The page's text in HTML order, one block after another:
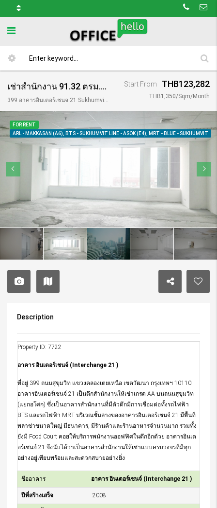
เช่าสำนักงาน 91.32 ตรม.อาคาร อินเตอร์เชนจ์ / Interchange Tower 21
399 อาคารอินเตอร์เชนจ 21 Sukhumvit Rd, Khwaeng Khlong Toei Nuea, Khet Watthana, Krung Thep Maha Nakhon 10110, Thailand
Start From THB123,282
THB1,350/Sqm/Month
FOR RENT
ARL - MAKKASAN (A6), BTS - SUKHUMVIT LINE - ASOK (E4), MRT - BLUE - SUKHUMVIT
Description
Property ID: 7722
อาคาร อินเตอร์เชนจ์ (Interchange 21 )
ที่อยู่ 399 ถนนสุขุมวิท แขวงคลองเตยเหนือ เขตวัฒนา กรุงเทพฯ 10110
อาคารอินเตอร์เชนจ์ 21 เป็นตึกสำนักงานให้เช่าเกรด AA บนถนนสุขุมวิท
(แยกอโศก) ซึ่งเป็นอาคารสำนักงานที่มีตัวตึกมีการเชื่อมต่อทั้งรถไฟฟ้า
BTS และรถไฟฟ้า MRT บริเวณชั้นล่างของอาคารอินเตอร์เชนจ์ 21 มีพื้นที่
พลาซ่าขนาดใหญ่ มีธนาคาร, มีร้านค้าและร้านอาหารจำนวนมาก รวมทั้ง
ยังมี Food Court คอยให้บริการพนักงานออฟฟิศในตึกอีกด้วย อาคารอินเต
อร์เชนจ์ 21 จึงนับได้ว่าเป็นอาคารสำนักงานให้เช่าแบบครบวงจรที่มีทุก
อย่างอยู่เพียบพร้อมและสะดวกสบายอย่างยิ่ง
ชื่ออาคาร อาคาร อินเตอร์เชนจ์ (Interchange 21 )
ปีที่สร้างเสร็จ 2008